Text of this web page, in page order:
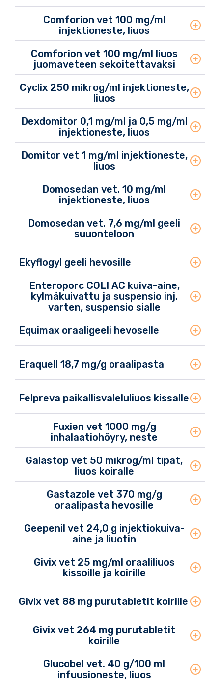
Comforion vet 100 mg/ml
injektioneste, liuos
Comforion vet 100 mg/ml liuos
juomaveteen sekoitettavaksi
Cyclix 250 mikrog/ml injektioneste,
liuos
Dexdomitor 0,1 mg/ml ja 0,5 mg/ml
injektioneste, liuos
Domitor vet 1 mg/ml injektioneste,
liuos
Domosedan vet. 10 mg/ml
injektioneste, liuos
Domosedan vet. 7,6 mg/ml geeli
suuonteloon
Ekyflogyl geeli hevosille
Enteroporc COLI AC kuiva-aine,
kylmäkuivattu ja suspensio inj.
varten, suspensio sialle
Equimax oraaligeeli hevoselle
Eraquell 18,7 mg/g oraalipasta
Felpreva paikallisvaleluliuos kissalle
Fuxien vet 1000 mg/g
inhalaatiohöyry, neste
Galastop vet 50 mikrog/ml tipat,
liuos koiralle
Gastazole vet 370 mg/g
oraalipasta hevosille
Geepenil vet 24,0 g injektiokuiva-
aine ja liuotin
Givix vet 25 mg/ml oraaliliuos
kissoille ja koirille
Givix vet 88 mg purutabletit koirille
Givix vet 264 mg purutabletit
koirille
Glucobel vet. 40 g/100 ml
infuusioneste, liuos